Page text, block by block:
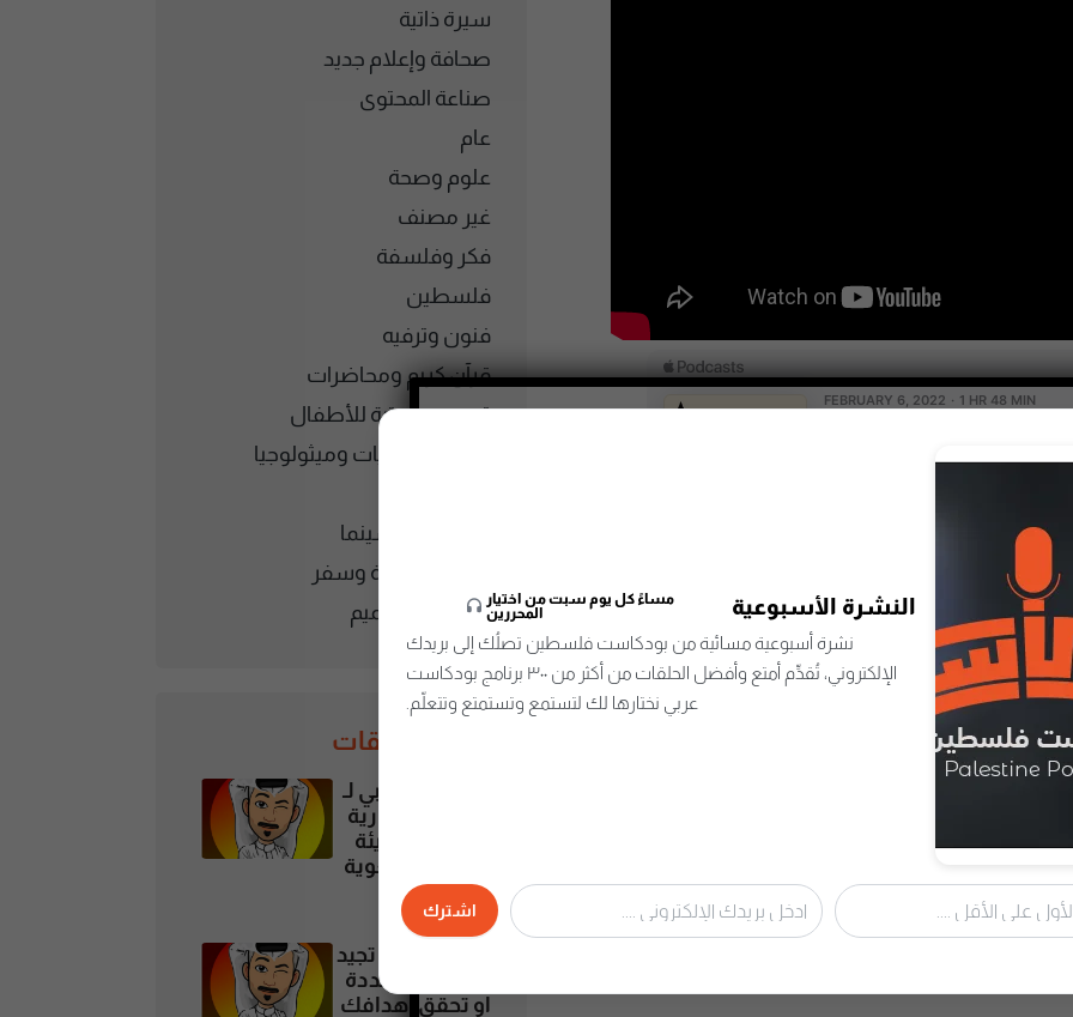
والعمران الدكتور صالح الهذلول.
تختلف جملة وتفصيلًا عن مدننا القديمة، ونتيجة لذلك نعيش
فلو أخذنا الرياض أنموذجًا، ونظرنا لماضيها وحاضرها
المدينة العربية الإسلامية الحالية تختلف جملة
لماذا لم تعد مدننا تُصمَّم لتسهيل حياتنا؟ وكيف
بوسعك الاستماع للحلقة من خلال منصات البودكاست
سيرة ذاتية
صحافة وإعلام جديد
صناعة المحتوى
عام
علوم وصحة
غير مصنف
فكر وفلسفة
فلسطين
فنون وترفيه
قرآن كريم ومحاضرات
قصص صوتية للأطفال
قصص وحكايات وميثولوجيا
موسيقى وسينما
هجرة وسياحة وسفر
هندسة وتصميم
أحدث الحلقات
تسجيل تجريبي لـ
جزء من الجدارية
والمعذرة مليئة
بالاخطاء اللغوية
6 August، 2026
كيف تتعلم و تجيد
مهارات متعددة
او تحقق اهدافك
النشرة الأسبوعية
مساءً كل يوم سبت من اختيار
المحررين
نشرة أسبوعية مسائية من بودكاست فلسطين تصلُك إلى بريدك
الإلكتروني، تُقدِّم أمتع وأفضل الحلقات من أكثر من ٣٠٠ برنامج بودكاست
عربي نختارها لك لتستمع وتستمتع وتتعلّم.
اشترك